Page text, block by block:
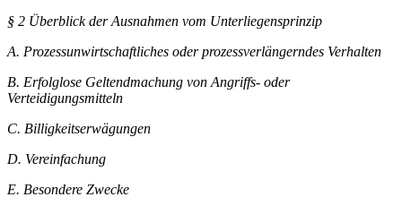
§ 2 Überblick der Ausnahmen vom Unterliegensprinzip
A. Prozessunwirtschaftliches oder prozessverlängerndes Verhalten
B. Erfolglose Geltendmachung von Angriffs- oder
Verteidigungsmitteln
C. Billigkeitserwägungen
D. Vereinfachung
E. Besondere Zwecke